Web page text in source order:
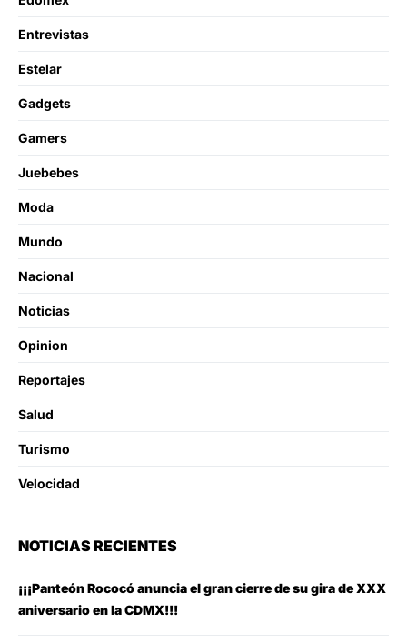
Entrevistas
Estelar
Gadgets
Gamers
Juebebes
Moda
Mundo
Nacional
Noticias
Opinion
Reportajes
Salud
Turismo
Velocidad
NOTICIAS RECIENTES
¡¡¡Panteón Rococó anuncia el gran cierre de su gira de XXX
aniversario en la CDMX!!!